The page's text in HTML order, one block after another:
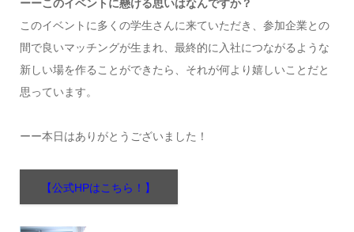
ーーこのイベントに懸ける思いはなんですか？
このイベントに多くの学生さんに来ていただき、参加企業との
間で良いマッチングが生まれ、最終的に入社につながるような
新しい場を作ることができたら、それが何より嬉しいことだと
思っています。
ーー本日はありがとうございました！
【公式HPはこちら！】